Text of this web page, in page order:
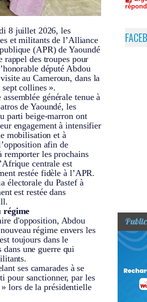
8 juillet 2026, les
et militants de l’Alliance
(APR) de Yaoundé
rappel des troupes pour
député Abdou
au Cameroun, dans la
collines ».
assemblée générale tenue à
de Yaoundé, les
parti beige-marron ont
engagement à intensifier
mobilisation et à
afin de
remporter les prochains
centrale est
restée fidèle à l’APR.
électorale du Pastef à
est restée dans
régime
d'opposition, Abdou
régime envers les
toujours dans le
dans une guerre qui
ses camarades à se
pour sanctionner, par les
lors de la présidentielle